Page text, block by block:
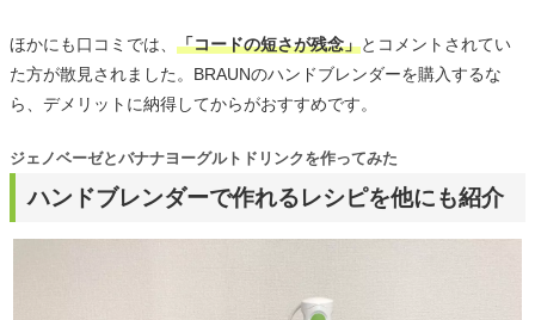
ほかにも口コミでは、 「コードの短さが残念」とコメントされてい
た方が散見されました。BRAUNのハンドブレンダーを購入するな
ら、デメリットに納得してからがおすすめです。
ハンドブレンダーで作れるレシピを他にも紹介
ジェノベーゼとバナナヨーグルトドリンクを作ってみた